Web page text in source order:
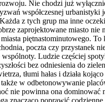
Nie chodzi już
współczesnej
z tych grup ma inne
zaprojektowane miasto
piętnastominutowego.
poczta czy
Ludzie częściej
bez odniesienia do
tłumi hałas i działa
w odbetonowywanie
nie powinna ona
znacząco poprawić